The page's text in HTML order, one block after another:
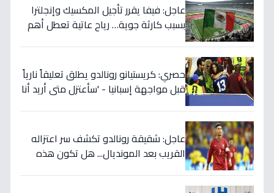
عاجل: فيفا يقرر تأجيل المكسيك وإنجلترا
بسبب كارثة جوية… رياح عاتية تعطل أهم
حصري: كريستيانو رونالدو يطلق تعليقاً نارياً
قبل مواجهة إسبانيا - 'سأعتزل متى أريد أنا
عاجل: شقيقة رونالدو تكشف سر اعتزاله
القريب بعد المونديال... هل تكون هذه